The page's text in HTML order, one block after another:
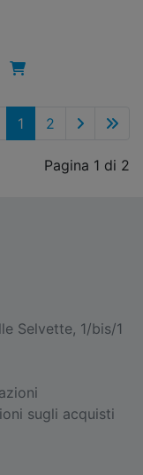
1 2
Pagina 1 di 2
Selvette, 1/bis/1
sugli acquisti